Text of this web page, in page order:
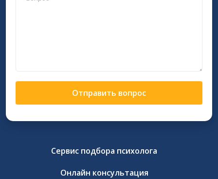
Отправить вопрос
Сервис подбора психолога
Онлайн консультация